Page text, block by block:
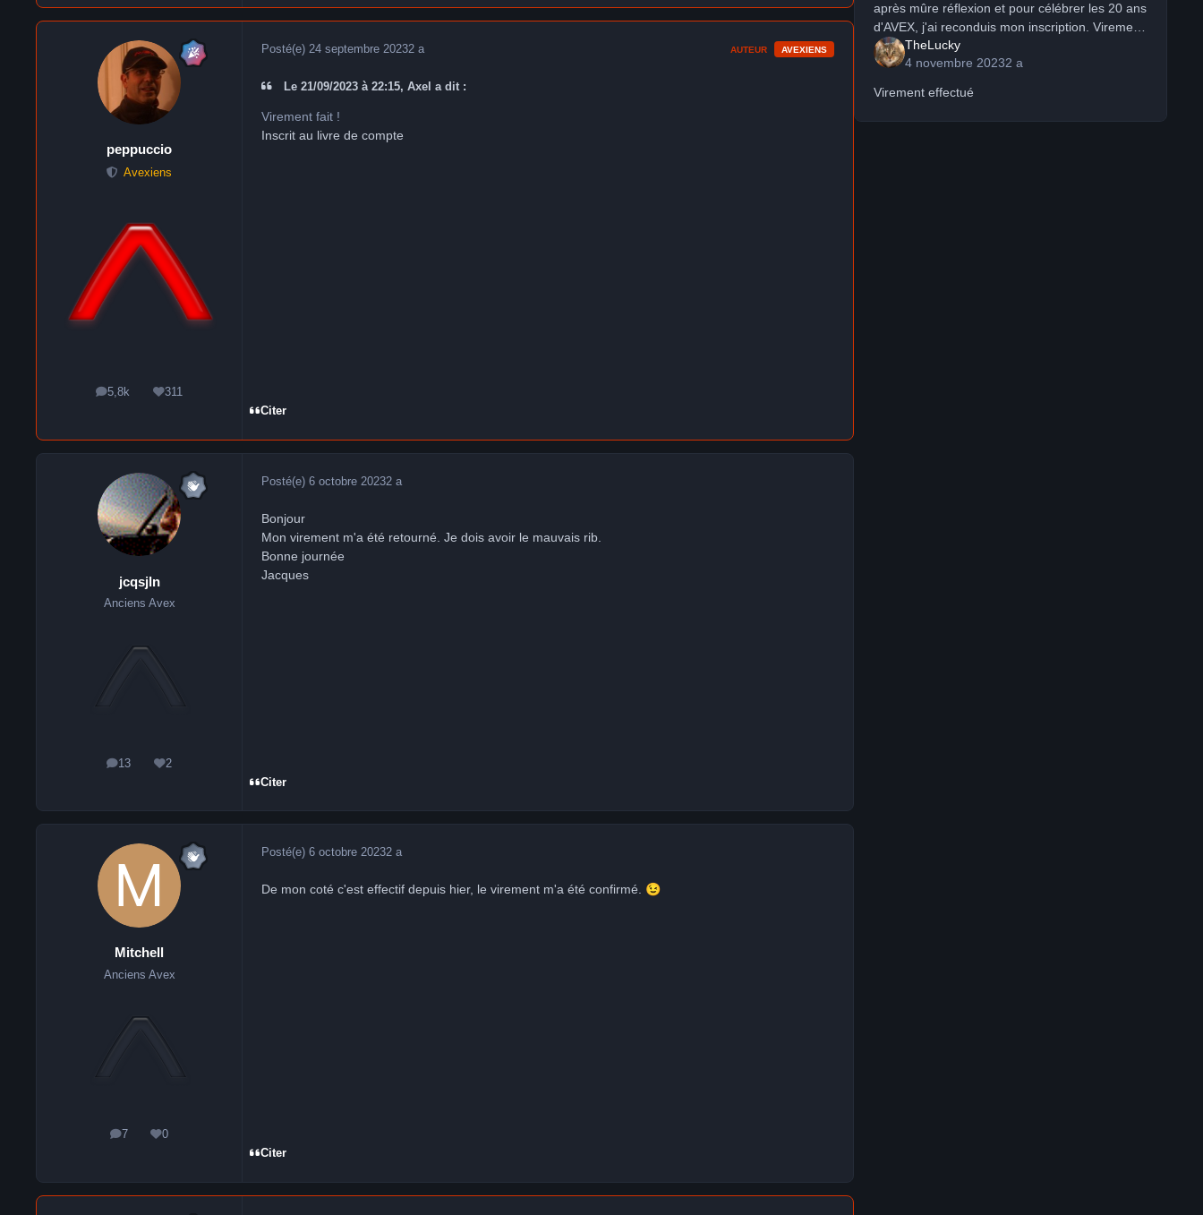
peppuccio
Avexiens
5,8k
messages311
Réputation
Posté(e) 24 septembre 20232 a AUTEUR AVEXIENS
Le 21/09/2023 à 22:15, Axel a dit :
Virement fait !
Inscrit au livre de compte
Citer
jcqsjln
Anciens Avex
13
messages
2
Réputation
Posté(e) 6 octobre 20232 a
Bonjour
Mon virement m'a été retourné. Je dois avoir le mauvais rib.
Bonne journée
Jacques
Citer
Mitchell
Anciens Avex
7
messages
0
Réputation
Posté(e) 6 octobre 20232 a
De mon coté c'est effectif depuis hier, le virement m'a été confirmé. 😉
Citer
après mûre réflexion et pour célébrer les 20 ans
d'AVEX, j'ai reconduis mon inscription. Virement
fait ce jour. Fabrice.
TheLucky
4 novembre 20232 a
Virement effectué